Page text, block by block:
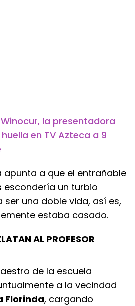
la presentadora
en TV Azteca a 9
apunta a que el entrañable
escondería un turbio
una doble vida, así es,
estaba casado.
AL PROFESOR
de la escuela
a la vecindad
Florinda, cargando